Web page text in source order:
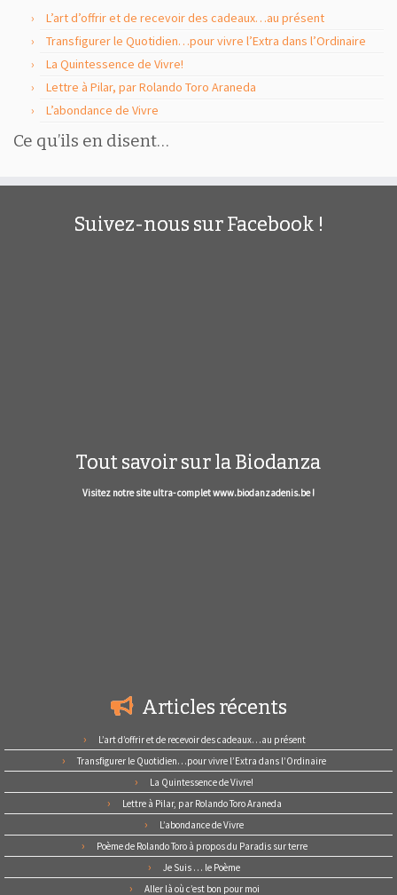
L’art d’offrir et de recevoir des cadeaux…au présent
Transfigurer le Quotidien…pour vivre l’Extra dans l’Ordinaire
La Quintessence de Vivre!
Lettre à Pilar, par Rolando Toro Araneda
L’abondance de Vivre
Ce qu’ils en disent…
Suivez-nous sur Facebook !
Tout savoir sur la Biodanza
Visitez notre site ultra- complet www.biodanzadenis.be !
Articles récents
L’art d’offrir et de recevoir des cadeaux…au présent
Transfigurer le Quotidien…pour vivre l’Extra dans l’Ordinaire
La Quintessence de Vivre!
Lettre à Pilar, par Rolando Toro Araneda
L’abondance de Vivre
Poème de Rolando Toro à propos du Paradis sur terre
Je Suis … le Poème
Aller là où c’est bon pour moi